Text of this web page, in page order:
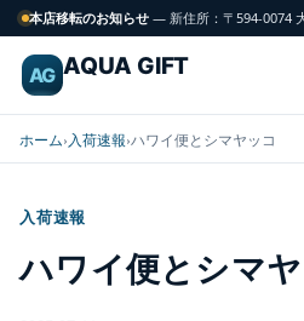
本店移転のお知らせ — 新住所：〒594-0074
AG AQUA GIFT
水
FISH
ホーム› 入荷速報›ハワイ便とシマヤッコ
入荷速報
ハワイ便とシマ